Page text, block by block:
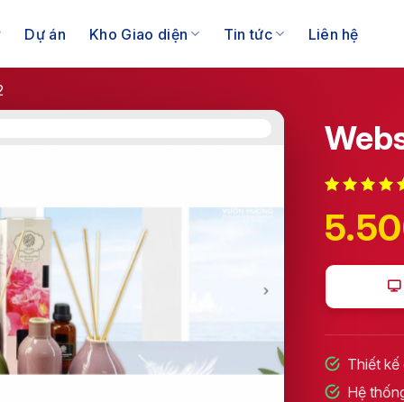
Dự án Kho Giao diện Tin tức Liên hệ
Thiết kế
Hệ